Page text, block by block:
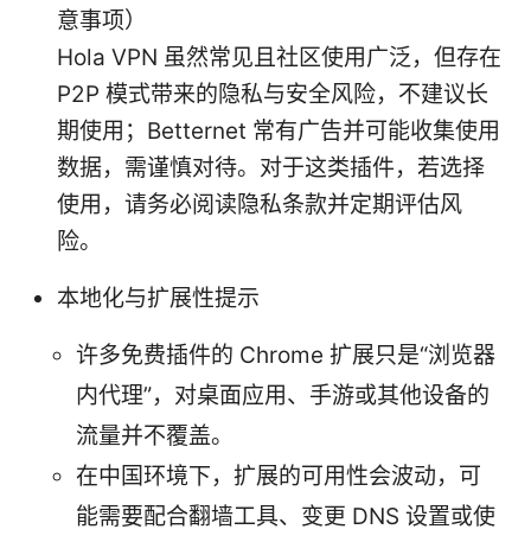
意事项）
Hola VPN 虽然常见且社区使用广泛，但存在
P2P 模式带来的隐私与安全风险，不建议长
期使用；Betternet 常有广告并可能收集使用
数据，需谨慎对待。对于这类插件，若选择
使用，请务必阅读隐私条款并定期评估风
险。
本地化与扩展性提示
许多免费插件的 Chrome 扩展只是“浏览器
内代理”，对桌面应用、手游或其他设备的
流量并不覆盖。
在中国环境下，扩展的可用性会波动，可
能需要配合翻墙工具、变更 DNS 设置或使